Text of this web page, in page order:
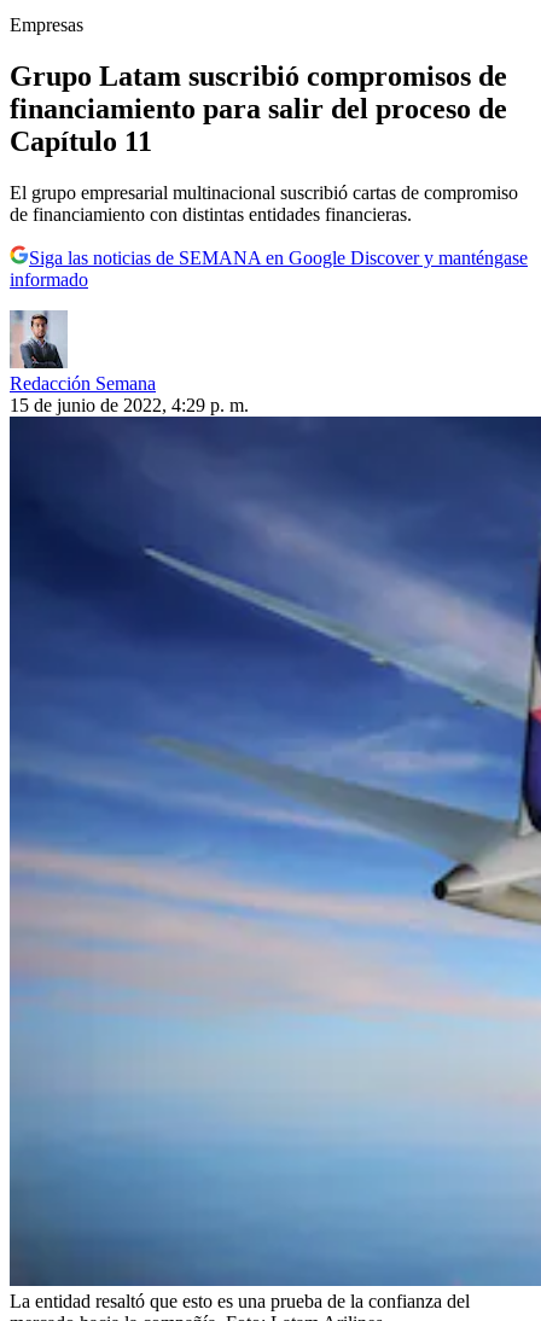
Empresas
Grupo Latam suscribió compromisos de
financiamiento para salir del proceso de
Capítulo 11
El grupo empresarial multinacional suscribió cartas de compromiso
de financiamiento con distintas entidades financieras.
Siga las noticias de SEMANA en Google Discover y manténgase
informado
Redacción Semana
15 de junio de 2022, 4:29 p. m.
La entidad resaltó que esto es una prueba de la confianza del